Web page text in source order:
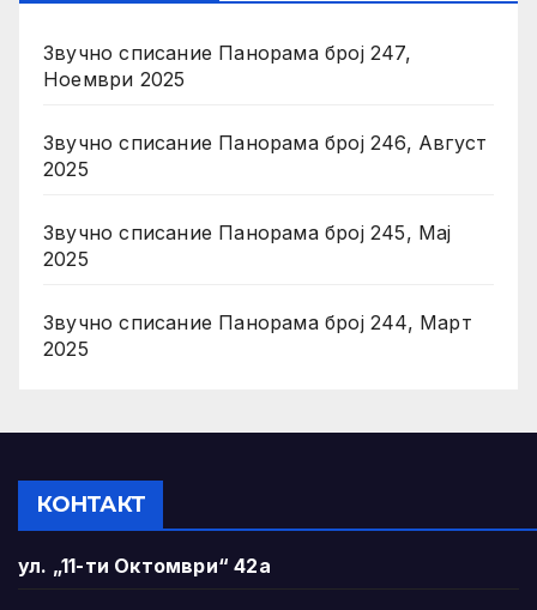
Звучно списание Панорама број 247,
Ноември 2025
Звучно списание Панорама број 246, Август
2025
Звучно списание Панорама број 245, Мај
2025
Звучно списание Панорама број 244, Март
2025
КОНТАКТ
ул. „11-ти Октомври“ 42а